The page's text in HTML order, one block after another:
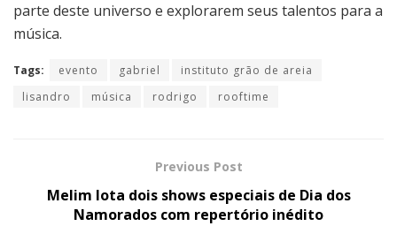
parte deste universo e explorarem seus talentos para a
música.
Tags: evento gabriel
instituto grão de areia
lisandro
música rodrigo rooftime
Previous Post
Melim lota dois shows especiais de Dia dos
Namorados com repertório inédito